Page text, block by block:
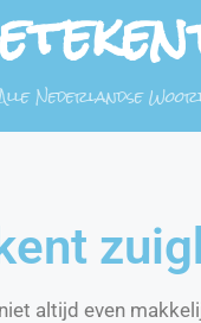
Nederlandse
altijd even